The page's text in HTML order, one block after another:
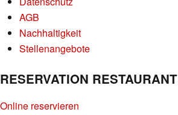
AGB
Nachhaltigkeit
Stellenangebote
RESERVATION RESTAURANT
Online reservieren